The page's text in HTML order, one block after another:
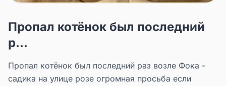
Пропал котёнок был последний
р...
Пропал котёнок был последний раз возле Фока -
садика на улице розе огромная просьба если